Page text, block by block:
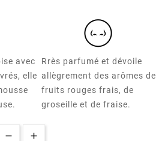
avec
elle
Rrès parfumé et dévoile
allègrement des arômes de
fruits rouges frais, de
groseille et de fraise.